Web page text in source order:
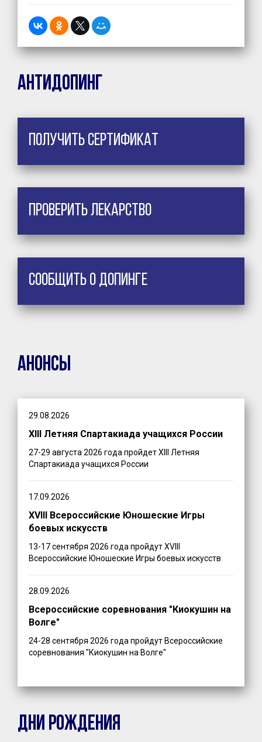
Антидопинг
Получить сертификат
Проверить лекарство
Сообщить о допинге
Анонсы
29.08.2026
XIII Летняя Спартакиада учащихся России
27-29 августа 2026 года пройдет XIII Летняя
Спартакиада учащихся России
17.09.2026
XVIII Всероссийские Юношеские Игры
боевых искусств
13-17 сентября 2026 года пройдут XVIII
Всероссийские Юношеские Игры боевых искусств
28.09.2026
Всероссийские соревнования "Киокушин на
Волге"
24-28 сентября 2026 года пройдут Всероссийские
соревнования "Киокушин на Волге"
ДНИ РОЖДЕНИЯ